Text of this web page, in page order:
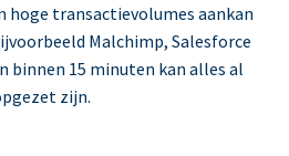
hoge transactievolumes aankan
Malchimp, Salesforce
binnen 15 minuten kan alles al
zijn.